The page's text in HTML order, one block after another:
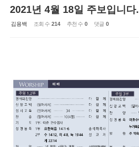
2021년 4월 18일 주보입니다.
김용백 조회 수 214 추천 수 0 댓글 0
소망뉴스/주보
소망의 샘
소망 플러스
온라인 꿈의 리스트
선교|Mission
행복밥상|Happy dining